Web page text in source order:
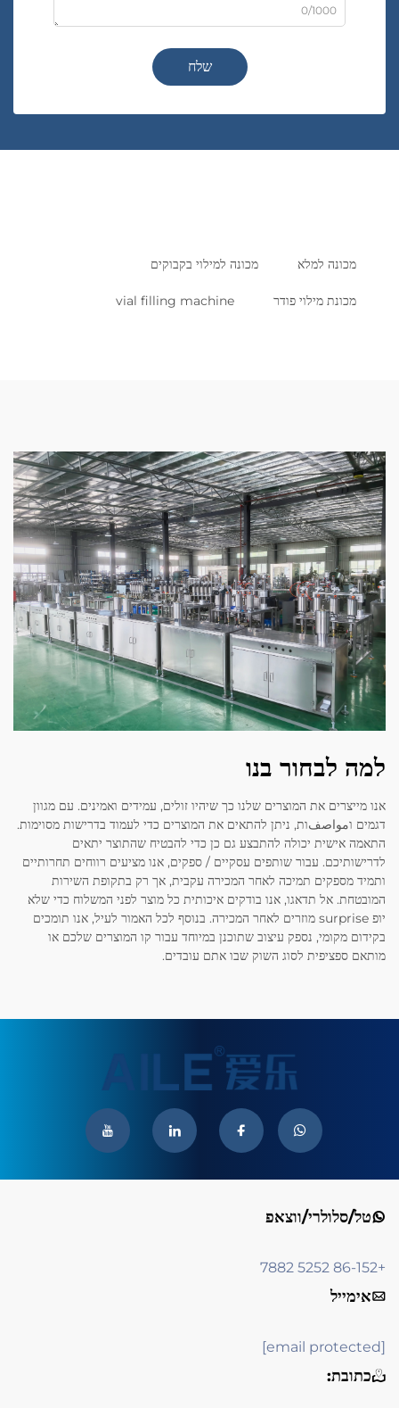
0/1000
שלח
מכונה למלא מכונה למילוי בקבוקים
מכונת מילוי פודר vial filling machine
למה לבחור בנו
אנו מייצרים את המוצרים שלנו כך שיהיו זולים, עמידים ואמינים. עם מגוון
דגמים וمواصفות, ניתן להתאים את המוצרים כדי לעמוד בדרישות מסוימות.
התאמה אישית יכולה להתבצע גם כן כדי להבטיח שהתוצר יתאים
לדרישותיכם. עבור שותפים עסקיים / ספקים, אנו מציעים רווחים תחרותיים
ותמיד מספקים תמיכה לאחר המכירה עקבית, אך רק בתקופת השירות
המובטחת. אל תדאגו, אנו בודקים איכותית כל מוצר לפני המשלוח כדי שלא
יופ surprise מוזרים לאחר המכירה. בנוסף לכל האמור לעיל, אנו תומכים
בקידום מקומי, נספק עיצוב שתוכנן במיוחד עבור קו המוצרים שלכם או
מותאם ספציפית לסוג השוק שבו אתם עובדים.
טל/סלולרי/ווצאפ
+86-152 5252 7882
אימייל
[email protected]
כתובת: